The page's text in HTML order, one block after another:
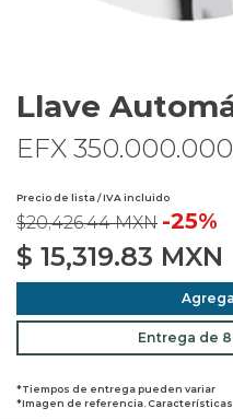
Llave
EFX
Precio de lista / IVA incluido
$20,426.44 MXN -25%
$ 15,319.83 MXN
Entrega de
*Tiempos de entrega pueden variar
*Imagen de referencia.